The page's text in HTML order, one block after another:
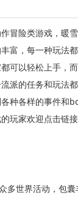
冒险类游戏，暖
富，每一种玩法
可以轻松上手，
派的任务和玩法
种各样的事件和
玩家欢迎点击链接
世界活动，包囊